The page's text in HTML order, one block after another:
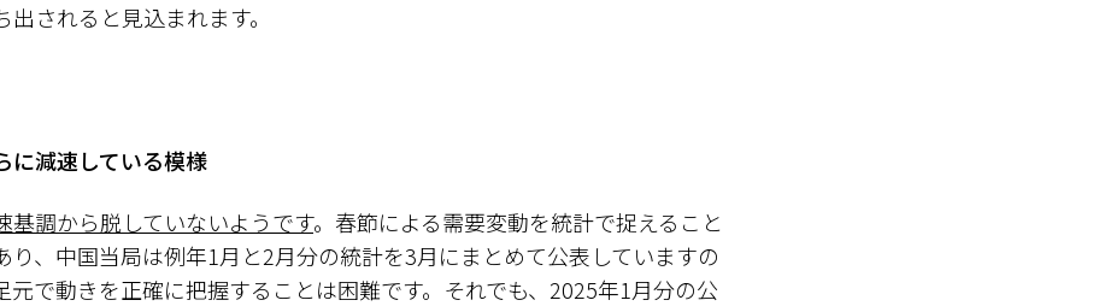
されると見込まれます。
に減速している模様
基調から脱していないようです。春節による需要変動を統計で捉えること
り、中国当局は例年1月と2月分の統計を3月にまとめて公表していますの
元で動きを正確に把握することは困難です。それでも、2025年1月分の公